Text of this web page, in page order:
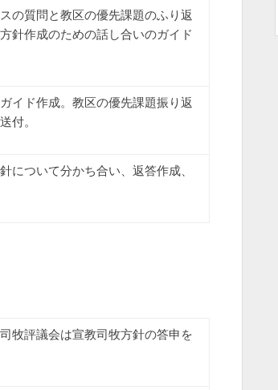
の質問と教区の優先課題のふり返
針作成のための話し合いのガイド
イド作成。教区の優先課題振り返
付。
について分かち合い、返答作成、
牧評議会は宣教司牧方針の答申を